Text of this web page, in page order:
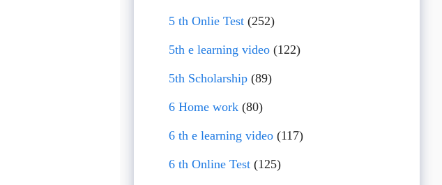
5 th Onlie Test (252)
5th e learning video (122)
5th Scholarship (89)
6 Home work (80)
6 th e learning video (117)
6 th Online Test (125)